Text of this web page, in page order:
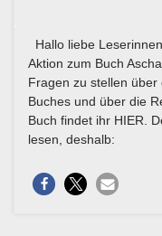
Hallo liebe
Aktion zum Buch
Fragen zu stellen
Buches und über die
Buch findet ihr HIER.
lesen, deshalb: